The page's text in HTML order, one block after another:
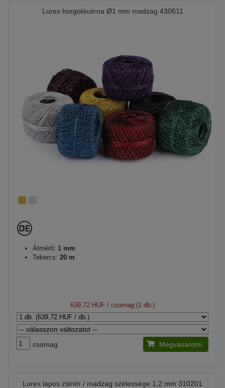
Lurex horgolócérna Ø1 mm madzag 430611
Átmérő: 1 mm
Tekercs: 20 m
639,72 HUF / csomag (1 db.)
csomag Megvásárolni
Lurex lapos zsinór / madzag szélessége 1,2 mm 310201